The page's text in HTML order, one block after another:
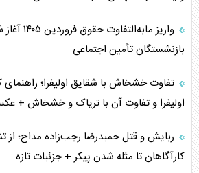
مصالحه نافرجام سعودی – اماراتی
محدودیت صادرات نفت عربستان
پشت‌پرده خشم ترامپ از رسانه‌های منتقد
چگونه مقاومت صحنه جنگ را تغییر می‌دهد؟
واریز
بازنشستگان تأمین اجتماعی
تفاوت خشخاش با شقایق اولیفرا؛ راهنمای
اولیفرا و تفاوت آن با تریاک و خشخاش +
ربایش و قتل حمیدرضا رجب‌زاده مداح؛ از
کارآگاهان تا مثله شدن پیکر + جزئیات تازه